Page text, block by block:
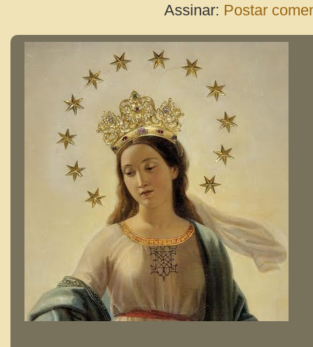
Assinar: Postar